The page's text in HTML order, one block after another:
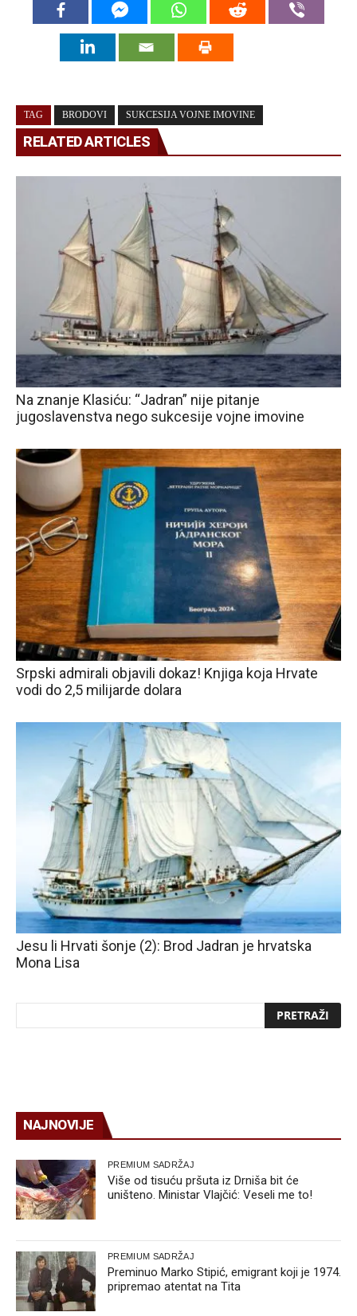
TAG BRODOVI SUKCESIJA VOJNE IMOVINE
RELATED ARTICLES
Na znanje Klasiću: “Jadran” nije pitanje
jugoslavenstva nego sukcesije vojne imovine
Srpski admirali objavili dokaz! Knjiga koja Hrvate
vodi do 2,5 milijarde dolara
Jesu li Hrvati šonje (2): Brod Jadran je hrvatska
Mona Lisa
NAJNOVIJE
PREMIUM SADRŽAJ
Više od tisuću pršuta iz Drniša bit će
uništeno. Ministar Vlajčić: Veseli me to!
PREMIUM SADRŽAJ
Preminuo Marko Stipić, emigrant koji je 1974.
pripremao atentat na Tita